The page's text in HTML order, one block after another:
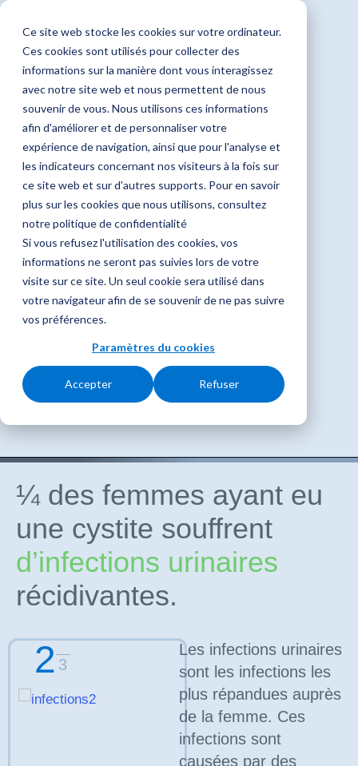
Ce site web stocke les cookies sur votre ordinateur.
Ces cookies sont utilisés pour collecter des
informations sur la manière dont vous interagissez
avec notre site web et nous permettent de nous
souvenir de vous. Nous utilisons ces informations
afin d'améliorer et de personnaliser votre
expérience de navigation, ainsi que pour l'analyse et
les indicateurs concernant nos visiteurs à la fois sur
ce site web et sur d'autres supports. Pour en savoir
plus sur les cookies que nous utilisons, consultez
notre politique de confidentialité
Si vous refusez l'utilisation des cookies, vos
informations ne seront pas suivies lors de votre
visite sur ce site. Un seul cookie sera utilisé dans
votre navigateur afin de se souvenir de ne pas suivre
vos préférences.
Paramètres du cookies
Accepter Refuser
FR DE
Infezioni delle vie
urinarie
OM Pharma Suisse est également leader dans la
prévention des infections urinaires récidivantes
avec un produit régulant le système immunitaire
ainsi qu’un produit pour le traitement des
infections.
¼ des femmes ayant eu
une cystite souffrent
d’infections urinaires
récidivantes.
2 3
Les infections urinaires
sont les infections les
plus répandues auprès
de la femme. Ces
infections sont
causées par des